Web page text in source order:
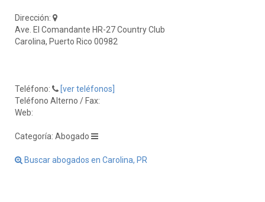
Dirección:
Ave. El Comandante HR-27 Country Club
Carolina, Puerto Rico 00982
Teléfono:
[ver teléfonos]
Teléfono Alterno / Fax:
Web:
Categoría: Abogado
Buscar abogados en Carolina, PR